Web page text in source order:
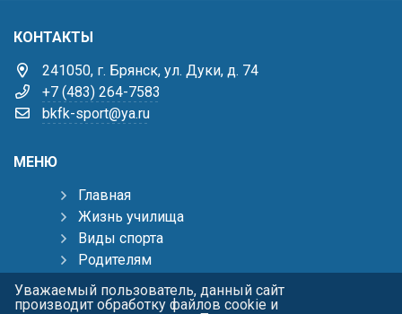
КОНТАКТЫ
241050, г. Брянск, ул. Дуки, д. 74
+7 (483) 264-7583
bkfk-sport@ya.ru
МЕНЮ
Главная
Жизнь училища
Виды спорта
Родителям
Тренерам
Пресс-центр
Уважаемый пользователь, данный сайт
производит обработку файлов cookie и